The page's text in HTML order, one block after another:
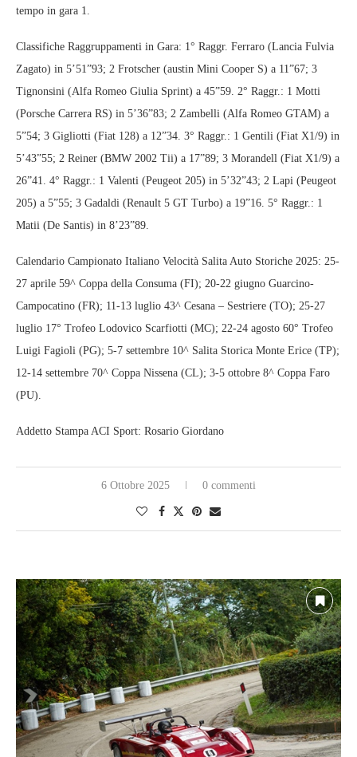
tempo in gara 1.
Classifiche Raggruppamenti in Gara: 1° Raggr. Ferraro (Lancia Fulvia
Zagato) in 5’51”93; 2 Frotscher (austin Mini Cooper S) a 11”67; 3
Tignonsini (Alfa Romeo Giulia Sprint) a 45”59. 2° Raggr.: 1 Motti
(Porsche Carrera RS) in 5’36”83; 2 Zambelli (Alfa Romeo GTAM) a
5”54; 3 Gigliotti (Fiat 128) a 12”34. 3° Raggr.: 1 Gentili (Fiat X1/9) in
5’43”55; 2 Reiner (BMW 2002 Tii) a 17”89; 3 Morandell (Fiat X1/9) a
26”41. 4° Raggr.: 1 Valenti (Peugeot 205) in 5’32”43; 2 Lapi (Peugeot
205) a 5”55; 3 Gadaldi (Renault 5 GT Turbo) a 19”16. 5° Raggr.: 1
Matii (De Santis) in 8’23”89.
Calendario Campionato Italiano Velocità Salita Auto Storiche 2025: 25-
27 aprile 59^ Coppa della Consuma (FI); 20-22 giugno Guarcino-
Campocatino (FR); 11-13 luglio 43^ Cesana – Sestriere (TO); 25-27
luglio 17° Trofeo Lodovico Scarfiotti (MC); 22-24 agosto 60° Trofeo
Luigi Fagioli (PG); 5-7 settembre 10^ Salita Storica Monte Erice (TP);
12-14 settembre 70^ Coppa Nissena (CL); 3-5 ottobre 8^ Coppa Faro
(PU).
Addetto Stampa ACI Sport: Rosario Giordano
6 Ottobre 2025 0 commenti